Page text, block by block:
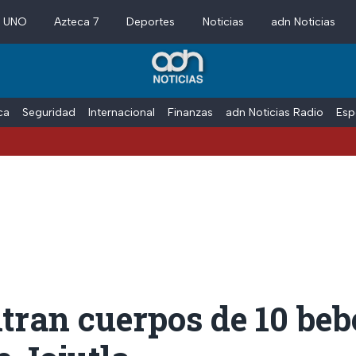
Azteca 7 Deportes Noticias adn Noticias
Seguridad Internacional Finanzas adn Noticias Radio
cuerpos de 10